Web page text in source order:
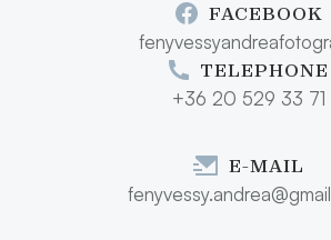
FACEBOOK
TELEPHONE
+36 20 529 33 71
E-MAIL